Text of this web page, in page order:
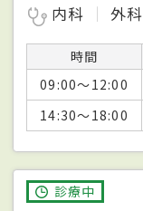
内科
外科
時間
09:00～12:00
14:30～18:00
診療中